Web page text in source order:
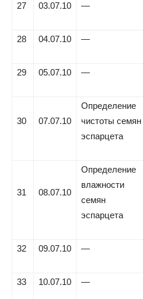
27 03.07.10 —
28 04.07.10 —
29 05.07.10 —
30 07.07.10
Определение
чистоты семян
эспарцета
31 08.07.10
Определение
влажности
семян
эспарцета
32 09.07.10 —
33 10.07.10 —